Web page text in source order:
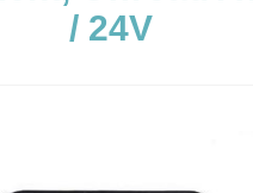
/ 24V